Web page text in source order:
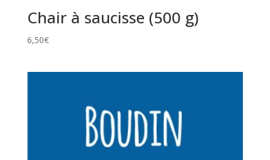
Chair à saucisse (500 g)
6,50€